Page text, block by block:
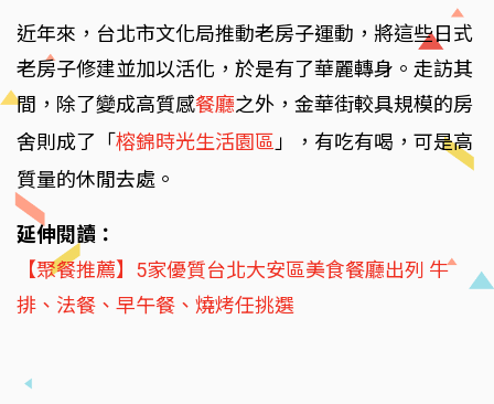
近年來，台北市文化局推動老房子運動，將這些日式
老房子修建並加以活化，於是有了華麗轉身。走訪其
間，除了變成高質感餐廳之外，金華街較具規模的房
舍則成了「榕錦時光生活園區 」，有吃有喝，可是高
質量的休閒去處。
延伸閱讀：
【聚餐推薦】5家優質台北大安區美食餐廳出列 牛
排、法餐、早午餐、燒烤任挑選